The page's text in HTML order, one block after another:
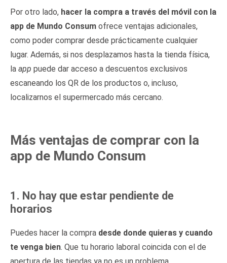
Por otro lado, hacer la compra a través del móvil con la
app de Mundo Consum ofrece ventajas adicionales,
como poder comprar desde prácticamente cualquier
lugar. Además, si nos desplazamos hasta la tienda física,
la app puede dar acceso a descuentos exclusivos
escaneando los QR de los productos o, incluso,
localizarnos el supermercado más cercano.
Más ventajas de comprar con la
app de Mundo Consum
1. No hay que estar pendiente de
horarios
Puedes hacer la compra desde donde quieras y cuando
te venga bien. Que tu horario laboral coincida con el de